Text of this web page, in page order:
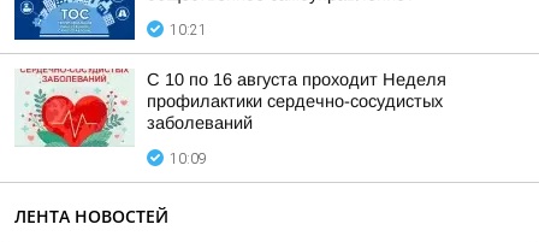
10:21
С 10 по 16 августа проходит Неделя
профилактики сердечно-сосудистых
заболеваний
10:09
ЛЕНТА НОВОСТЕЙ